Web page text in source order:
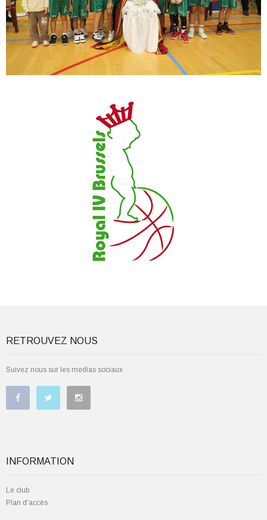
RETROUVEZ NOUS
Suivez nous sur les medias sociaux
INFORMATION
Le club
Plan d'accès